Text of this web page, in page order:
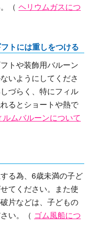
（ ヘリウムガスにつ
トには重しをつける
トや装飾用バルーン
いようにしてくださ
づらく、特にフィル
るとショートや熱で
ルムバルーンについて
る為、6歳未満の子ど
てください。また使
片などは、子どもの
い。（ ゴム風船につ